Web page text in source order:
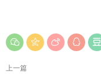
上一篇